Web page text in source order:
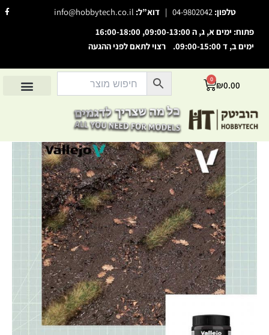
visibility_off השבת את ההבזקים
סמן כותרות
צבע רקע
zoom_out זום (הקטנה)
זום (הגדלה)
remove_circle_outline הקטנת גופן
add_circle_outline הגדלת גופן
spellcheck גופן קריא
brightness_high ניגודיות בהירה
brightness_low ניגודיות כהה
format_underlined הוסף קו תחתון לקישורים
font_download סמן קישורים
לאפס
את
כל
cached
טלפון: 04-9802042
| דוא”ל: info@hobbytech.co.il
F
a
פתוח: ימים א, ג, ה 09:00-13:00, 16:00-18:00
ימים ב, ד 09:00-15:00. רצוי לתאם לפני ההגעה
₪0.00
0
עגלת
Diorama
Russian
Texture